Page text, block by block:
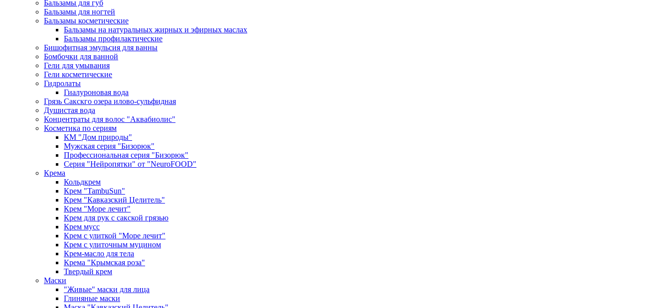
Бальзамы для губ
Бальзамы для ногтей
Бальзамы косметические
Бальзамы на натуральных жирных и эфирных маслах
Бальзамы профилактические
Бишофитная эмульсия для ванны
Бомбочки для ванной
Гели для умывания
Гели косметические
Гидролаты
Гиалуроновая вода
Грязь Сакскго озера илово-сульфидная
Душистая вода
Концентраты для волос "Аквабиолис"
Косметика по сериям
КМ "Дом природы"
Мужская серия "Бизорюк"
Профессиональная серия "Бизорюк"
Серия "Нейропятки" от "NeuroFOOD"
Крема
Кольдкрем
Крем "TambuSun"
Крем "Кавказский Целитель"
Крем "Море лечит"
Крем для рук с сакской грязью
Крем мусс
Крем с улиткой "Море лечит"
Крем с улиточным муцином
Крем-масло для тела
Крема "Крымская роза"
Твердый крем
Маски
"Живые" маски для лица
Глиняные маски